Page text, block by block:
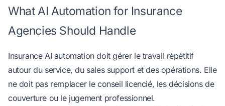
What AI Automation for Insurance
Agencies Should Handle
Insurance AI automation doit gérer le travail répétitif
autour du service, du sales support et des opérations. Elle
ne doit pas remplacer le conseil licencié, les décisions de
couverture ou le jugement professionnel.